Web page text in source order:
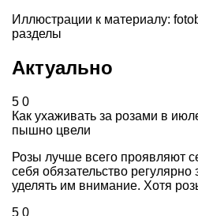
Иллюстрации к материалу:
разделы
Актуально
5 0
Как ухаживать за розами в
пышно цвели
Розы лучше всего проявляют
себя обязательство регулярно
уделять им внимание. Хотя
5 0